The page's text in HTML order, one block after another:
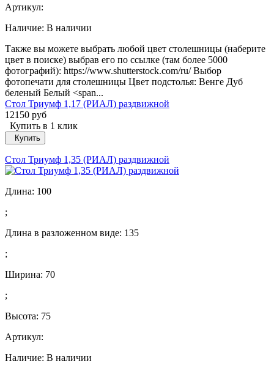
Артикул:
Наличие: В наличии
Также вы можете выбрать любой цвет столешницы (наберите
цвет в поиске) выбрав его по ссылке (там более 5000
фотографий): https://www.shutterstock.com/ru/ Выбор
фотопечати для столешницы Цвет подстолья: Венге Дуб
беленый Белый <span...
Стол Триумф 1,17 (РИАЛ) раздвижной
12150 руб
Купить в 1 клик
Купить
Стол Триумф 1,35 (РИАЛ) раздвижной
Длина: 100
;
Длина в разложенном виде: 135
;
Ширина: 70
;
Высота: 75
Артикул:
Наличие: В наличии